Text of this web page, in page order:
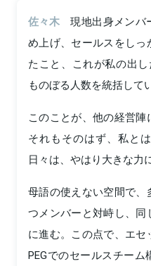
佐々木
現地出身メンバ
め上げ、セールスをし
たこと、これが私の出
ものぼる人数を統括して
このことが、他の経営陣
それもそのはず、私と
日々は、やはり大きな力
母語の使えない空間で
つメンバーと対峙し、
に進む。この点で、エセ
PEGでのセールスチー